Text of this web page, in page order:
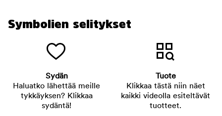
Symbolien selitykset
Sydän
Haluatko lähettää meille
tykkäyksen? Klikkaa
sydäntä!
Tuote
Klikkaa tästä niin näet
kaikki videolla esiteltävät
tuotteet.